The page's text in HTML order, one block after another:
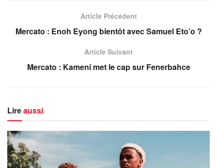
Article Précédent
Mercato : Enoh Eyong bientôt avec Samuel Eto’o ?
Article Suivant
Mercato : Kameni met le cap sur Fenerbahce
Lireaussi